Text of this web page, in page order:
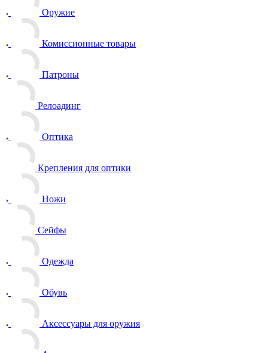
Оружие
Комиссионные товары
Патроны
Релоадинг
Оптика
Крепления для оптики
Ножи
Сейфы
Одежда
Обувь
Аксессуары для оружия